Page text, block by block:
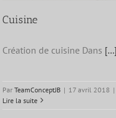
Cuisine
Création de cuisine Dans [...]
ParTeamConceptJB | 17 avril 2018 |
Lire la suite